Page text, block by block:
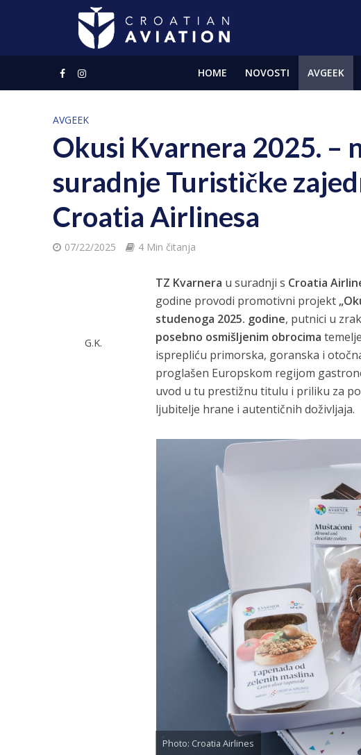
HOME NOVOSTI AVGEEK
AVGEEK
Okusi Kvarnera 2025. –
suradnje Turističke
Croatia Airlinesa
07/22/2025 4 Min čitanja
G.K.
TZ Kvarnera u suradnji s Croatia
godine provodi promotivni projekt
studenoga 2025. godine, putnici u
posebno osmišljenim obrocima
isprepliću primorska, goranska i
proglašen Europskom regijom
uvod u tu prestižnu titulu i priliku za
ljubitelje hrane i autentičnih doživljaja.
Photo: Croatia Airlines